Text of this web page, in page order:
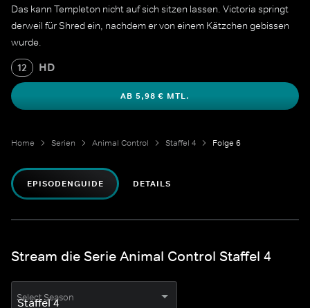
Das kann Templeton nicht auf sich sitzen lassen. Victoria springt
derweil für Shred ein, nachdem er von einem Kätzchen gebissen
wurde.
12 HD
AB 5,98 € MTL.
Home Serien Animal Control Staffel 4 Folge 6
EPISODENGUIDE DETAILS
Stream die Serie Animal Control Staffel 4
Select Season